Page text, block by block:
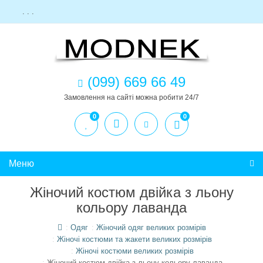
. . .
(099) 669 66 49
Замовлення на сайті можна робити 24/7
0 0
Меню
Жіночий костюм двійка з льону
кольору лаванда
Одяг
Жіночий одяг великих розмірів
Жіночі костюми та жакети великих розмірів
Жіночі костюми великих розмірів